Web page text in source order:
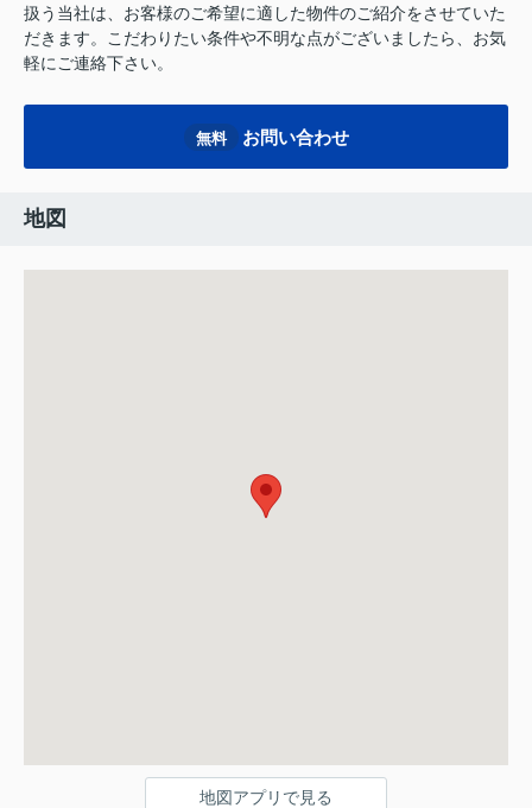
扱う当社は、お客様のご希望に適した物件のご紹介をさせていた
だきます。こだわりたい条件や不明な点がございましたら、お気
軽にご連絡下さい。
無料 お問い合わせ
地図
地図アプリで見る